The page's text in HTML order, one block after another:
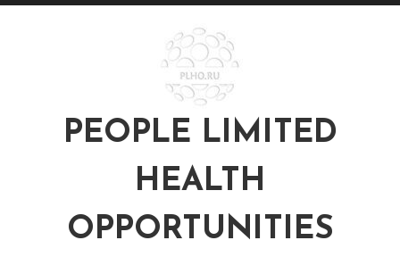
Перейти
PEOPLE LIMITED
HEALTH
OPPORTUNITIES